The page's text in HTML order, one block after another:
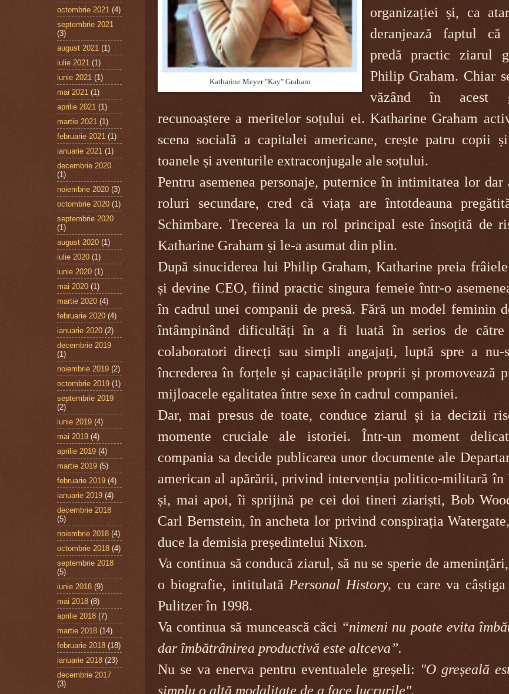
Katharine Meyer "Kay" Graham
organizației și, ca
deranjează faptul
predă practic ziarul
Philip Graham. Chiar
văzând în acest
recunoaștere a meritelor soțului ei. Katharine Graham
scena socială a capitalei americane, crește patru copii și
toanele și aventurile extraconjugale ale soțului.
Pentru asemenea personaje, puternice în intimitatea lor
roluri secundare, cred că viața are întotdeauna
Schimbare. Trecerea la un rol principal este însoțită de
Katharine Graham și le-a asumat din plin.
După sinuciderea lui Philip Graham, Katharine preia
și devine CEO, fiind practic singura femeie într-o
în cadrul unei companii de presă. Fără un model feminin
întâmpinând dificultăți în a fi luată în serios de către
colaboratori direcți sau simpli angajați, luptă spre a nu-
încrederea în forțele și capacitățile proprii și promovează
mijloacele egalitatea între sexe în cadrul companiei.
Dar, mai presus de toate, conduce ziarul și ia decizii
momente cruciale ale istoriei. Într-un moment
compania sa decide publicarea unor documente ale
american al apărării, privind intervenția politico-militară în
și, mai apoi, îi sprijină pe cei doi tineri ziariști, Bob
Carl Bernstein, în ancheta lor privind conspirația
duce la demisia președintelui Nixon.
Va continua să conducă ziarul, să nu se sperie de
o biografie, intitulată Personal History, cu care va
Pulitzer în 1998.
Va continua să muncească căci “nimeni nu poate evita
dar îmbătrânirea productivă este altceva”.
Nu se va enerva pentru eventualele greșeli: "O greșeală
simplu o altă modalitate de a face lucrurile".
octombrie 2021 (4)
septembrie 2021
(3)
august 2021 (1)
iulie 2021 (1)
iunie 2021 (1)
mai 2021 (1)
aprilie 2021 (1)
martie 2021 (1)
februarie 2021 (1)
ianuarie 2021 (1)
decembrie 2020
(1)
noiembrie 2020 (3)
octombrie 2020 (1)
septembrie 2020
(1)
august 2020 (1)
iulie 2020 (1)
iunie 2020 (1)
mai 2020 (1)
martie 2020 (4)
februarie 2020 (4)
ianuarie 2020 (2)
decembrie 2019
(1)
noiembrie 2019 (2)
octombrie 2019 (1)
septembrie 2019
(2)
iunie 2019 (4)
mai 2019 (4)
aprilie 2019 (4)
martie 2019 (5)
februarie 2019 (4)
ianuarie 2019 (4)
decembrie 2018
(5)
noiembrie 2018 (4)
octombrie 2018 (4)
septembrie 2018
(5)
iunie 2018 (9)
mai 2018 (8)
aprilie 2018 (7)
martie 2018 (14)
februarie 2018 (18)
ianuarie 2018 (23)
decembrie 2017
(3)